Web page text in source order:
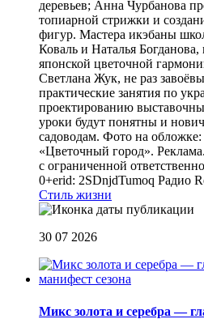
деревьев; Анна Чурбанова
топиарной стрижки и
фигур. Мастера икэбаны
Коваль и Наталья
японской цветочной
Светлана Жук, не раз
практические занятия по
проектированию
уроки будут понятны и
садоводам. Фото на
«Цветочный город».
с ограниченной
0+erid: 2SDnjdTumoq Радио
Стиль жизни
30 07 2026
Микс золота и серебра —